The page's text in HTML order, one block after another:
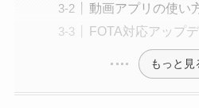
動画アプリの使い
FOTA対応アップ
もっと見